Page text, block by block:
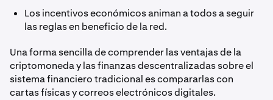
Los incentivos económicos animan a todos a seguir
las reglas en beneficio de la red.
Una forma sencilla de comprender las ventajas de la
criptomoneda y las finanzas descentralizadas sobre el
sistema financiero tradicional es compararlas con
cartas físicas y correos electrónicos digitales.